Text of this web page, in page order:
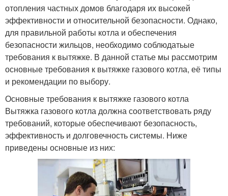
отопления частных домов благодаря их высокей
эффективности и относительной безопасности. Однако,
для правильной работы котла и обеспечения
безопасности жильцов, необходимо соблюдатьые
требования к вытяжке. В данной статье мы рассмотрим
основные требования к вытяжке газового котла, её типы
и рекомендации по выбору.
Основные требования к вытяжке газового котла
Вытяжка газового котла должна соответствовать ряду
требований, которые обеспечивают безопасность,
эффективность и долговечность системы. Ниже
приведены основные из них: